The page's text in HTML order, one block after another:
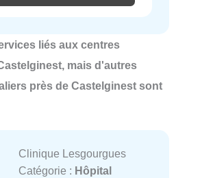
liés aux centres
mais d'autres
près de Castelginest sont
Clinique Lesgourgues
Catégorie : Hôpital